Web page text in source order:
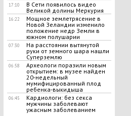
17:10
В Сети появилось видео
Великой долины Меркурия
16:22
Мощное землетрясение в
Новой Зеландии изменило
положение недр Земли в
южном полушарии
07:30
На расстоянии вытянутой
руки от земного шара нашли
Суперземлю
06:58
Археологи поразили новым
открытием: в музее найден
20-недельный
мумифицированный плод
ребенка-выкидыша
06:45
Кардиологи: без секса
мужчины заболевают
ужасным заболеванием